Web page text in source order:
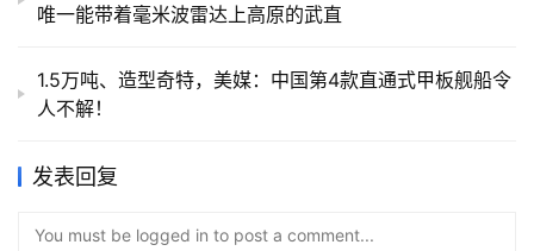
唯一能带着毫米波雷达上高原的武直
1.5万吨、造型奇特，美媒：中国第4款直通式甲板舰船令
人不解！
发表回复
You must be logged in to post a comment...